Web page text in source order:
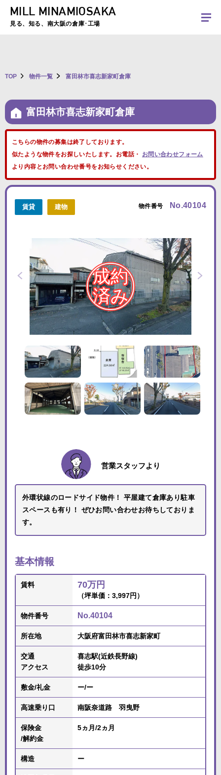
夏季休暇のお知らせ：2026年8月8日(土)～8月16日(日)まで休業とさせていた
MILL MINAMIOSAKA
見る、知る、南大阪の倉庫･工場
TOP 物件一覧 富田林市喜志新家町倉庫
富田林市喜志新家町倉庫
こちらの物件の募集は終了しております。
似たような物件をお探しいたします。お電話・ お問い合わせフォーム
より内容とお問い合わせ番号をお知らせください。
賃貸 建物 物件番号 No.40104
営業スタッフより
外環状線のロードサイド物件！ 平屋建て倉庫あり駐車
スペースも有り！ ぜひお問い合わせお待ちしておりま
す。
基本情報
賃料 70万円
（坪単価：3,997円）
物件番号 No.40104
所在地 大阪府富田林市喜志新家町
交通
アクセス
喜志駅(近鉄長野線)
徒歩10分
敷金/礼金 ー/ー
高速乗り口 南阪奈道路 羽曳野
保険金
/解約金
5ヵ月/2ヵ月
構造 ー